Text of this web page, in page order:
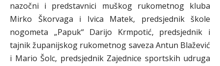
nazočni i predstavnici muškog rukometnog kluba
Mirko Škorvaga i Ivica Matek, predsjednik škole
nogometa „Papuk“ Darijo Krmpotić, predsjednik i
tajnik županijskog rukometnog saveza Antun Blažević
i Mario Šolc, predsjednik Zajednice sportskih udruga